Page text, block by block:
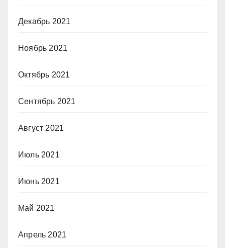
Декабрь 2021
Ноябрь 2021
Октябрь 2021
Сентябрь 2021
Август 2021
Июль 2021
Июнь 2021
Май 2021
Апрель 2021